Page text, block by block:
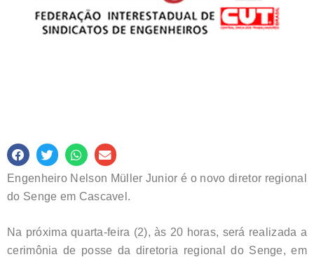
Engenheiro Nelson Müller Junior é o novo diretor regional
do Senge em Cascavel.
Na próxima quarta-feira (2), às 20 horas, será realizada a
cerimônia de posse da diretoria regional do Senge, em